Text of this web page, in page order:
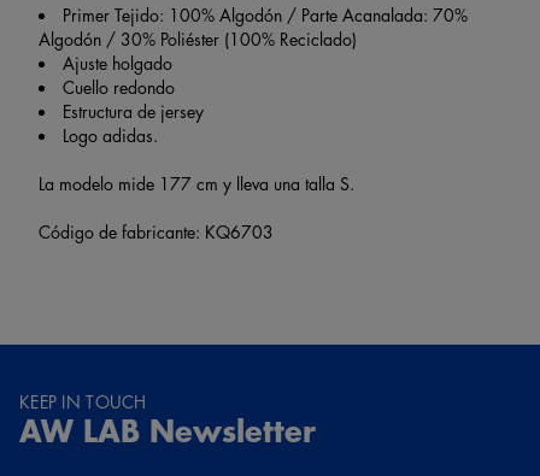
Primer Tejido: 100% Algodón / Parte Acanalada: 70%
Algodón / 30% Poliéster (100% Reciclado)
Ajuste holgado
Cuello redondo
Estructura de jersey
Logo adidas.
La modelo mide 177 cm y lleva una talla S.
Código de fabricante: KQ6703
KEEP IN TOUCH
AW LAB Newsletter